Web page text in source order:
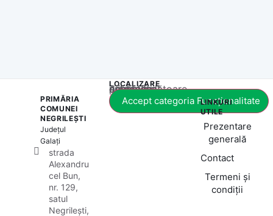
PRIMĂRIA
COMUNEI
NEGRILEȘTI
Județul
Galați
strada
Alexandru
cel Bun,
nr. 129,
satul
Negrilești,
LOCALIZARE
Acest conținut este blocat până când acceptați categoria corespunzătoare de cookie-uri.
Accept categoria Funcționalitate
LINKURI
UTILE
Prezentare
generală
Contact
Termeni și
condiții